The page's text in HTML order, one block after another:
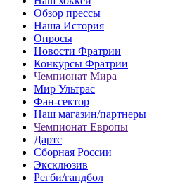
Обзор прессы
Наша История
Опросы
Новости Фратрии
Конкурсы Фратрии
Чемпионат Мира
Мир Ультрас
Фан-cектор
Наш магазин/партнеры
Чемпионат Европы
Дартс
Сборная России
Эксклюзив
Регби/гандбол